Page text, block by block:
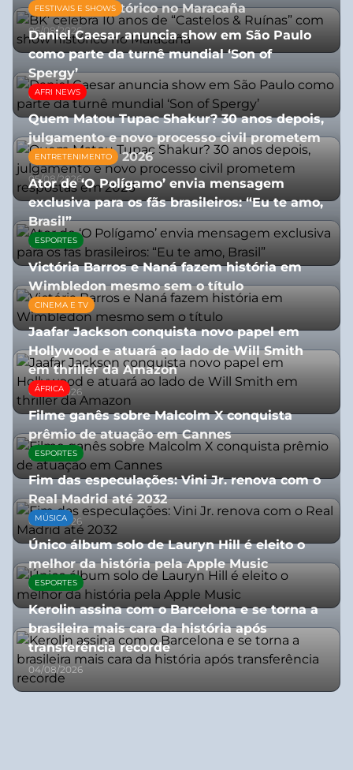
com show histórico no Maracaña
06/08/2026
FESTIVAIS E SHOWS
Daniel Caesar anuncia show em São Paulo
como parte da turnê mundial ‘Son of
Spergy’
05/08/2026
AFRI NEWS
Quem Matou Tupac Shakur? 30 anos depois,
julgamento e novo processo civil prometem
respostas em 2026
05/08/2026
ENTRETENIMENTO
Ator de ‘O Polígamo’ envia mensagem
exclusiva para os fãs brasileiros: “Eu te amo,
Brasil”
13/07/2026
ESPORTES
Victória Barros e Naná fazem história em
Wimbledon mesmo sem o título
13/07/2026
CINEMA E TV
Jaafar Jackson conquista novo papel em
Hollywood e atuará ao lado de Will Smith
em thriller da Amazon
06/08/2026
ÁFRICA
Filme ganês sobre Malcolm X conquista
prêmio de atuação em Cannes
13/07/2026
ESPORTES
Fim das especulações: Vini Jr. renova com o
Real Madrid até 2032
06/08/2026
MÚSICA
Único álbum solo de Lauryn Hill é eleito o
melhor da história pela Apple Music
06/08/2026
ESPORTES
Kerolin assina com o Barcelona e se torna a
brasileira mais cara da história após
transferência recorde
04/08/2026